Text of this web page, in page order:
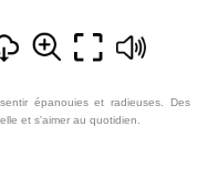
épanouies et radieuses. Des
et s'aimer au quotidien.